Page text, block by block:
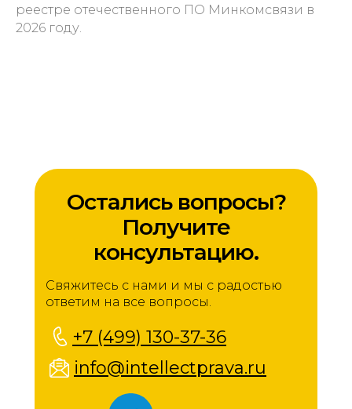
реестре отечественного ПО Минкомсвязи в
2026 году.
Свяжитесь с нами и мы с радостью
ответим на все вопросы.
+7 (499) 130-37-36
info@intellectprava.ru
Остались вопросы?
Получите
консультацию.